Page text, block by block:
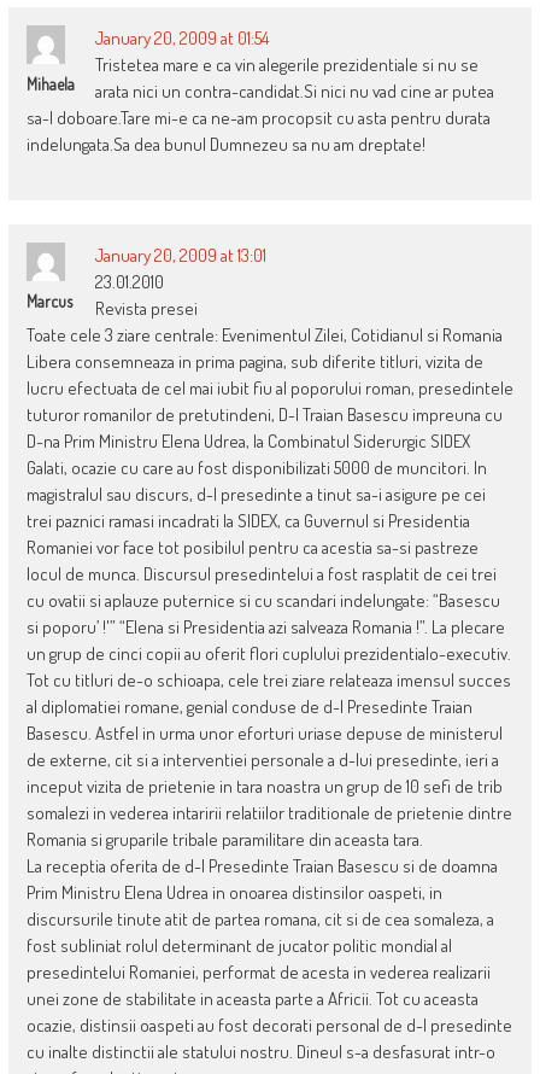
Mihaela
January 20, 2009 at 01:54
Tristetea mare e ca vin alegerile prezidentiale si nu se
arata nici un contra-candidat.Si nici nu vad cine ar putea
sa-l doboare.Tare mi-e ca ne-am procopsit cu asta pentru durata
indelungata.Sa dea bunul Dumnezeu sa nu am dreptate!
Marcus
January 20, 2009 at 13:01
23.01.2010
Revista presei
Toate cele 3 ziare centrale: Evenimentul Zilei, Cotidianul si Romania
Libera consemneaza in prima pagina, sub diferite titluri, vizita de
lucru efectuata de cel mai iubit fiu al poporului roman, presedintele
tuturor romanilor de pretutindeni, D-l Traian Basescu impreuna cu
D-na Prim Ministru Elena Udrea, la Combinatul Siderurgic SIDEX
Galati, ocazie cu care au fost disponibilizati 5000 de muncitori. In
magistralul sau discurs, d-l presedinte a tinut sa-i asigure pe cei
trei paznici ramasi incadrati la SIDEX, ca Guvernul si Presidentia
Romaniei vor face tot posibilul pentru ca acestia sa-si pastreze
locul de munca. Discursul presedintelui a fost rasplatit de cei trei
cu ovatii si aplauze puternice si cu scandari indelungate: “Basescu
si poporu’ !'” “Elena si Presidentia azi salveaza Romania !”. La plecare
un grup de cinci copii au oferit flori cuplului prezidentialo-executiv.
Tot cu titluri de-o schioapa, cele trei ziare relateaza imensul succes
al diplomatiei romane, genial conduse de d-l Presedinte Traian
Basescu. Astfel in urma unor eforturi uriase depuse de ministerul
de externe, cit si a interventiei personale a d-lui presedinte, ieri a
inceput vizita de prietenie in tara noastra un grup de 10 sefi de trib
somalezi in vederea intaririi relatiilor traditionale de prietenie dintre
Romania si gruparile tribale paramilitare din aceasta tara.
La receptia oferita de d-l Presedinte Traian Basescu si de doamna
Prim Ministru Elena Udrea in onoarea distinsilor oaspeti, in
discursurile tinute atit de partea romana, cit si de cea somaleza, a
fost subliniat rolul determinant de jucator politic mondial al
presedintelui Romaniei, performat de acesta in vederea realizarii
unei zone de stabilitate in aceasta parte a Africii. Tot cu aceasta
ocazie, distinsii oaspeti au fost decorati personal de d-l presedinte
cu inalte distinctii ale statului nostru. Dineul s-a desfasurat intr-o